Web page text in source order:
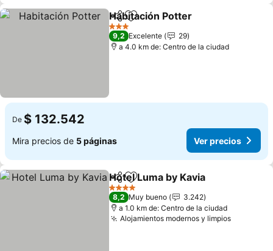
CompartirAgregar a favoritos
Habitación Potter
3 Estrellas
9,2 Excelente
29
a 4.0 km de: Centro de la ciudad
De $ 132.542
Mira precios de 5 páginas Ver precios
CompartirAgregar a favoritos
Hotel Luma by Kavia
4 Estrellas
8,2 Muy bueno
3.242
a 1.0 km de: Centro de la ciudad
Alojamientos modernos y limpiosVer